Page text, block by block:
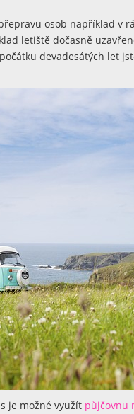
osob například v
letiště dočasně
devadesátých let
je možné využít půjčovnu